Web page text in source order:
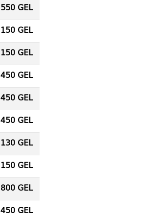
550 GEL
150 GEL
150 GEL
450 GEL
450 GEL
450 GEL
130 GEL
150 GEL
800 GEL
450 GEL